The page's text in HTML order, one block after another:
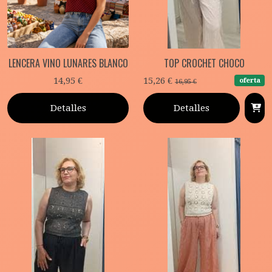
LENCERA VINO LUNARES BLANCO
14,95 €
Detalles
TOP CROCHET CHOCO
15,26 € 16,95 € oferta
Detalles